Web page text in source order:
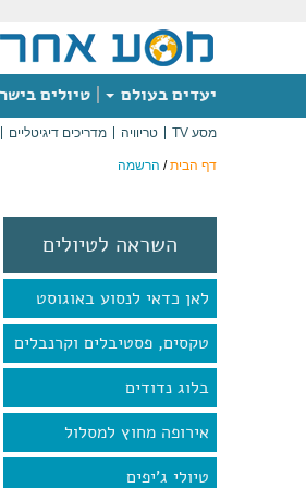
יעדים בעולם טיולים
מסע TV טריוויה מדריכים דיגיטליים
דף הבית/ הרשמה
השראה לטיולים
לאן כדאי לנסוע באוגוסט
טקסים, פסטיבלים וקרנבלים
בלוג נדודים
אירופה מחוץ למסלול
טיולי ג'יפים